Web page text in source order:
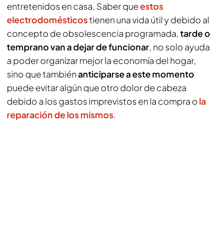
entretenidos en casa. Saber queestos
electrodomésticostienen una vida útil y debido al
concepto de obsolescencia programada, tarde o
temprano van a dejar de funcionar, no solo ayuda
a poder organizar mejor la economía del hogar,
sino que tambiénanticiparse a este momento
puede evitar algún que otro dolor de cabeza
debido a los gastos imprevistos en la compra o la
reparación de los mismos.